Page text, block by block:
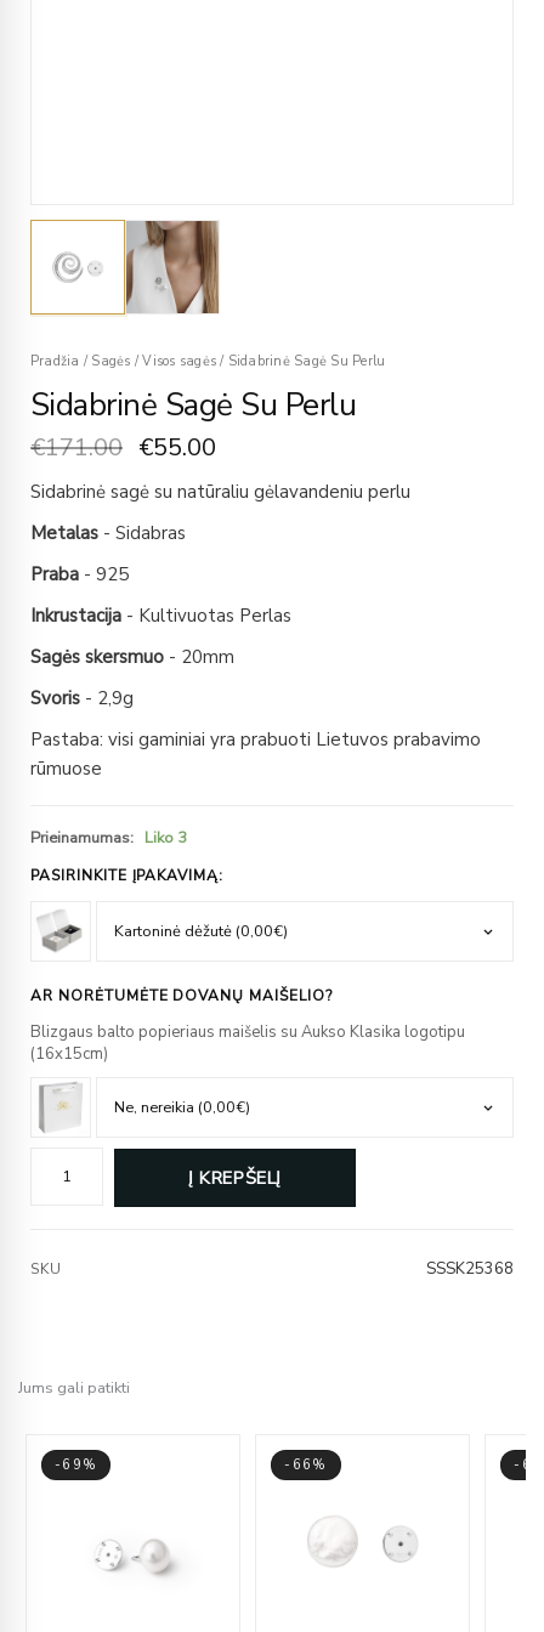
Pradžia / Sagės / Visos sagės /Sidabrinė Sagė Su Perlu
Sidabrinė Sagė Su Perlu
€171.00 €55.00
Sidabrinė sagė su natūraliu gėlavandeniu perlu
Metalas - Sidabras
Praba - 925
Inkrustacija - Kultivuotas Perlas
Sagės skersmuo - 20mm
Svoris - 2,9g
Pastaba: visi gaminiai yra prabuoti Lietuvos prabavimo
rūmuose
Prieinamumas: Liko 3
PASIRINKITE ĮPAKAVIMĄ:
AR NORĖTUMĖTE DOVANŲ MAIŠELIO?
Blizgaus balto popieriaus maišelis su Aukso Klasika logotipu
(16x15cm)
Į KREPŠELĮ
SKU SSSK25368
Jums gali patikti
-69% -66% -